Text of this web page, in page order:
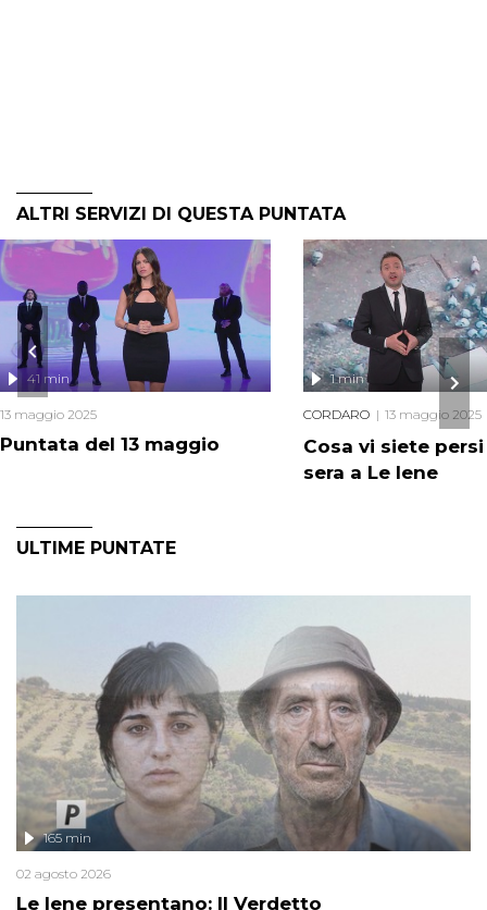
ALTRI SERVIZI DI QUESTA PUNTATA
Puntata del 13 maggio
41 min
13 maggio 2025
Cosa vi siete
sera a Le Iene
1 min
CORDARO 13 maggio 2025
ULTIME PUNTATE
Le Iene presentano: Il Verdetto
165 min
02 agosto 2026